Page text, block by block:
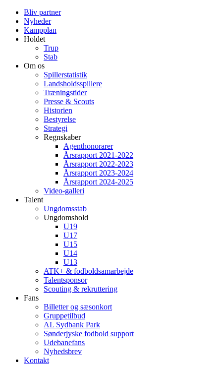
Bliv partner
Nyheder
Kampplan
Holdet
Trup
Stab
Om os
Spillerstatistik
Landsholdsspillere
Træningstider
Presse & Scouts
Historien
Bestyrelse
Strategi
Regnskaber
Agenthonorarer
Årsrapport 2021-2022
Årsrapport 2022-2023
Årsrapport 2023-2024
Årsrapport 2024-2025
Video-galleri
Talent
Ungdomsstab
Ungdomshold
U19
U17
U15
U14
U13
ATK+ & fodboldsamarbejde
Talentsponsor
Scouting & rekruttering
Fans
Billetter og sæsonkort
Gruppetilbud
AL Sydbank Park
Sønderjyske fodbold support
Udebanefans
Nyhedsbrev
Kontakt